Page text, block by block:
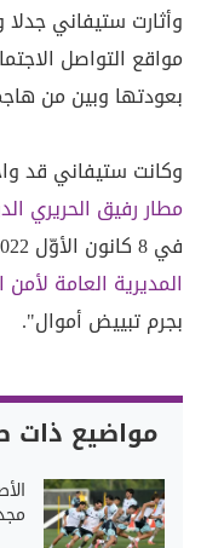
وأثارت ستيفاني جدلا
مواقع التواصل
بعودتها وبين من
وكانت ستيفاني قد
مطار رفيق الحريري
في 8 كانون الأوّل 2022، بعد "بلاغ بحث وتحر صادر عن
المديرية العامة لأمن
بجرم تبييض أموال".
مواضيع ذات